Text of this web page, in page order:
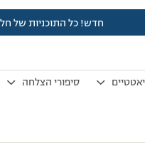
חדש! כל התוכניות של
סיפורי הצלחה